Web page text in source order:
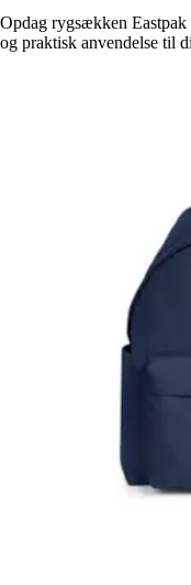
Opdag rygsækken
og praktisk anvendelse til